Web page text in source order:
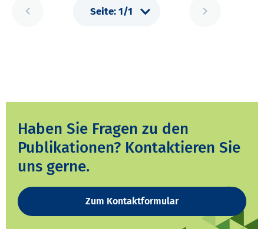
Haben Sie Fragen zu den
Publikationen? Kontaktieren Sie
uns gerne.
Zum Kontaktformular